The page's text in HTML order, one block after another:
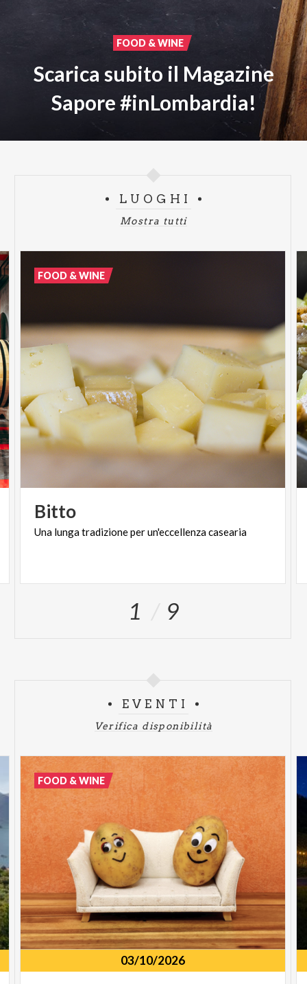
Scarica subito il Magazine
Sapore #inLombardia!
FOOD & WINE
LUOGHI
Mostra tutti
Bitto
Una lungatradizioneperun'eccellenzacasearia
FOOD & WINE
1 9
EVENTI
Verifica disponibilità
03/10/2026
FOOD & WINE